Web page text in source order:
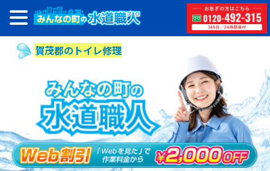
賀茂郡のトイレ修理